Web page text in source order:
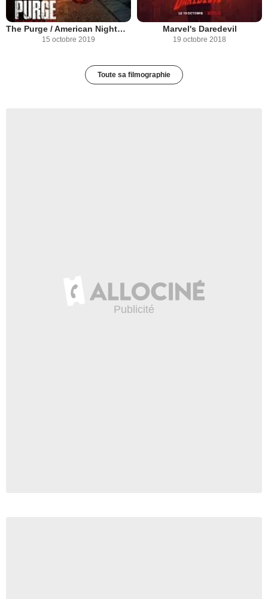
The Purge / American Nightmare
15 octobre 2019
Marvel's Daredevil
19 octobre 2018
Toute sa filmographie